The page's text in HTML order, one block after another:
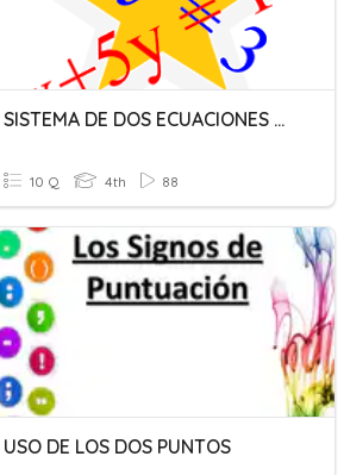
SISTEMA DE DOS ECUACIONES CON DOS INCÓGNITAS
10 Q 4th 88
USO DE LOS DOS PUNTOS